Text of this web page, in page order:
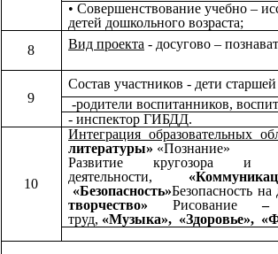
• Совершенствование учебно –
детей дошкольного возраста;
8
Вид проекта - досугово –
9
Состав участников - дети
-родители воспитанников,
- инспектор ГИБДД.
10
Интеграция образовательных
литературы» «Познание»
Развитие кругозора и
деятельности,
«Безопасность»Безопасность на
творчество» Рисование
труд, «Музыка», «Здоровье»,